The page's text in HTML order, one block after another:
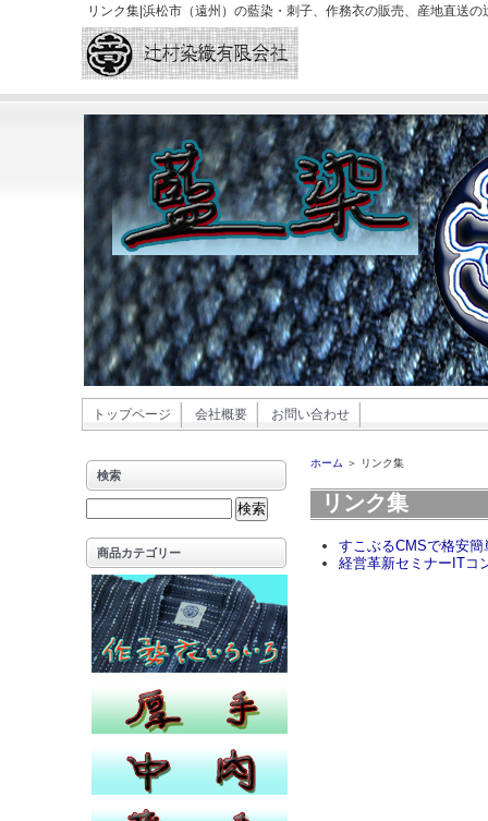
リンク集|浜松市（遠州）の藍染・刺子、作務衣の販売、産地直送の
トップページ 会社概要 お問い合わせ
ホーム ＞ リンク集
リンク集
すこぶるCMSで格安
経営革新セミナーITコ
検索
商品カテゴリー